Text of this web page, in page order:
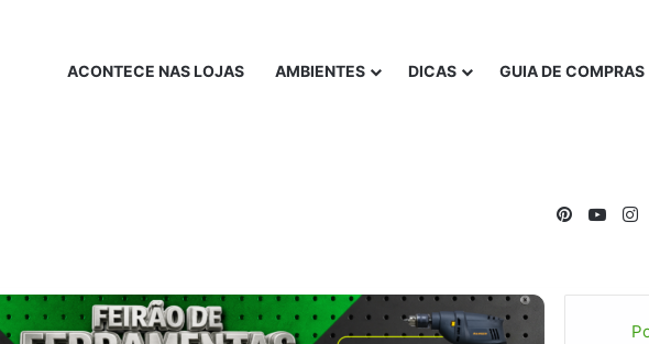
ACONTECE NAS LOJAS AMBIENTES DICAS GUIA DE COMPRAS
Pinterest